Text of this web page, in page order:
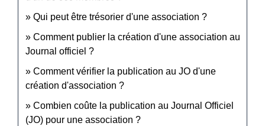
Qui peut être trésorier d'une association ?
Comment publier la création d'une association au
Journal officiel ?
Comment vérifier la publication au JO d'une
création d'association ?
Combien coûte la publication au Journal Officiel
(JO) pour une association ?